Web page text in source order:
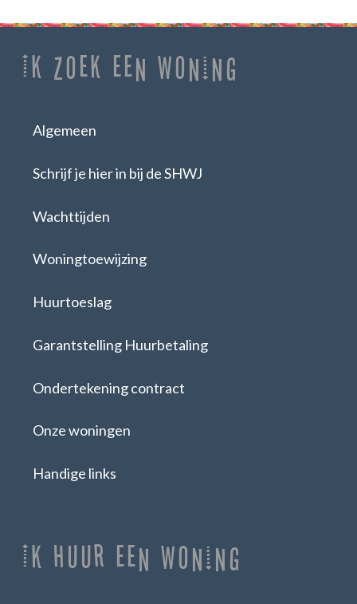
Ik zoek een woning
Algemeen
Schrijf je hier in bij de SHWJ
Wachttijden
Woningtoewijzing
Huurtoeslag
Garantstelling Huurbetaling
Ondertekening contract
Onze woningen
Handige links
Ik huur een woning